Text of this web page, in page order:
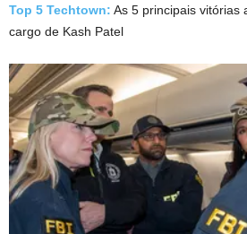
Top 5 Techtown: As 5 principais vitórias
cargo de Kash Patel